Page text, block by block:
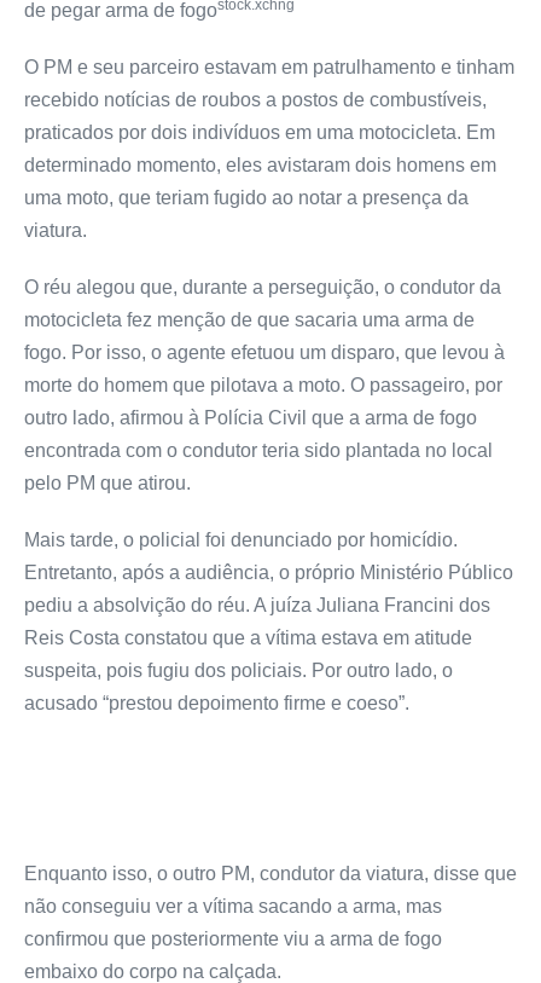
de pegar arma de fogostock.xchng
O PM e seu parceiro estavam em patrulhamento e tinham
recebido notícias de roubos a postos de combustíveis,
praticados por dois indivíduos em uma motocicleta. Em
determinado momento, eles avistaram dois homens em
uma moto, que teriam fugido ao notar a presença da
viatura.
O réu alegou que, durante a perseguição, o condutor da
motocicleta fez menção de que sacaria uma arma de
fogo. Por isso, o agente efetuou um disparo, que levou à
morte do homem que pilotava a moto. O passageiro, por
outro lado, afirmou à Polícia Civil que a arma de fogo
encontrada com o condutor teria sido plantada no local
pelo PM que atirou.
Mais tarde, o policial foi denunciado por homicídio.
Entretanto, após a audiência, o próprio Ministério Público
pediu a absolvição do réu. A juíza Juliana Francini dos
Reis Costa constatou que a vítima estava em atitude
suspeita, pois fugiu dos policiais. Por outro lado, o
acusado “prestou depoimento firme e coeso”.
Enquanto isso, o outro PM, condutor da viatura, disse que
não conseguiu ver a vítima sacando a arma, mas
confirmou que posteriormente viu a arma de fogo
embaixo do corpo na calçada.